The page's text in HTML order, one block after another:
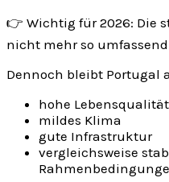
👉 Wichtig für 2026: Die
nicht mehr so
Dennoch bleibt Portugal
hohe Lebensqualität
mildes Klima
gute Infrastruktur
vergleichsweise